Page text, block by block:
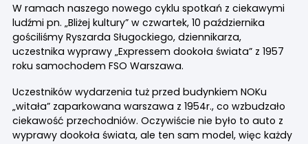
W ramach naszego nowego cyklu spotkań z ciekawymi
ludźmi pn. „Bliżej kultury” w czwartek, 10 października
gościliśmy Ryszarda Sługockiego, dziennikarza,
uczestnika wyprawy „Expressem dookoła świata” z 1957
roku samochodem FSO Warszawa.
Uczestników wydarzenia tuż przed budynkiem NOKu
„witała” zaparkowana warszawa z 1954r., co wzbudzało
ciekawość przechodniów. Oczywiście nie było to auto z
wyprawy dookoła świata, ale ten sam model, więc każdy